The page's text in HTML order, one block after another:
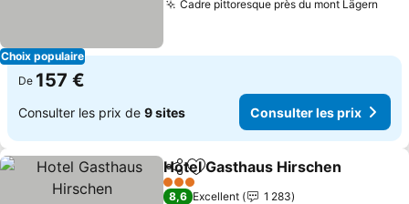
Choix populaire
Cadre pittoresque près du mont Lägern
De 157 €
Consulter les prix de 9 sites Consulter les prix
PartagerAjouter à mes favoris
Hotel Gasthaus Hirschen
3 Étoiles
8,6 Excellent
1 283